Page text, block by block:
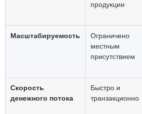
продукции
Масштабируемость
Ограничено
местным
присутствием
Скорость
денежного потока
Быстро и
транзакционно